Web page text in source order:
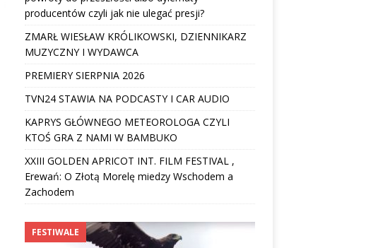
producentów czyli jak nie ulegać presji?
ZMARŁ WIESŁAW KRÓLIKOWSKI, DZIENNIKARZ
MUZYCZNY I WYDAWCA
PREMIERY SIERPNIA 2026
TVN24 STAWIA NA PODCASTY I CAR AUDIO
KAPRYS GŁÓWNEGO METEOROLOGA CZYLI
KTOŚ GRA Z NAMI W BAMBUKO
XXIII GOLDEN APRICOT INT. FILM FESTIVAL ,
Erewań: O Złotą Morelę miedzy Wschodem a
Zachodem
FESTIWALE